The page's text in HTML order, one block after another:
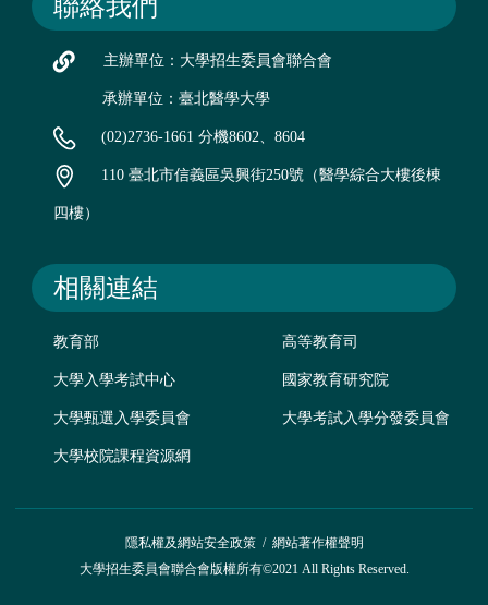
聯絡我們
主辦單位：大學招生委員會聯合會
承辦單位：臺北醫學大學
(02)2736-1661 分機8602、8604
110 臺北市信義區吳興街250號（醫學綜合大樓後棟
四樓）
相關連結
教育部 高等教育司
大學入學考試中心 國家教育研究院
大學甄選入學委員會 大學考試入學分發委員會
大學校院課程資源網
隱私權及網站安全政策/ 網站著作權聲明
大學招生委員會聯合會版權所有©2021 All Rights Reserved.